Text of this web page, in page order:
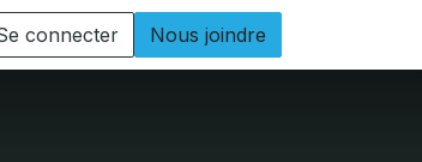
connecter Nous joindre